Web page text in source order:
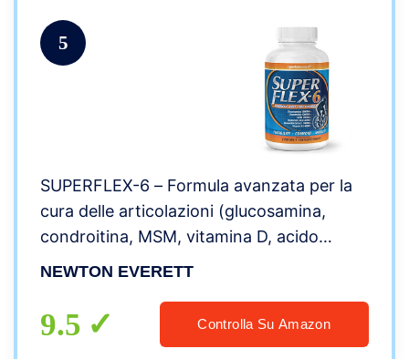
5
SUPERFLEX-6 – Formula avanzata per la
cura delle articolazioni (glucosamina,
condroitina, MSM, vitamina D, acido
ialuronico ed estratto di boswellia) – 150
NEWTON EVERETT
9.5 Controlla Su Amazon